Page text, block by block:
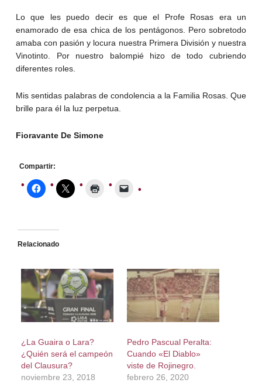
Lo que les puedo decir es que el Profe Rosas era un
enamorado de esa chica de los pentágonos. Pero sobretodo
amaba con pasión y locura nuestra Primera División y nuestra
Vinotinto. Por nuestro balompié hizo de todo cubriendo
diferentes roles.
Mis sentidas palabras de condolencia a la Familia Rosas. Que
brille para él la luz perpetua.
Fioravante De Simone
Compartir:
Relacionado
¿La Guaira o Lara?
¿Quién será el campeón
del Clausura?
noviembre 23, 2018
Pedro Pascual Peralta:
Cuando «El Diablo»
viste de Rojinegro.
febrero 26, 2020